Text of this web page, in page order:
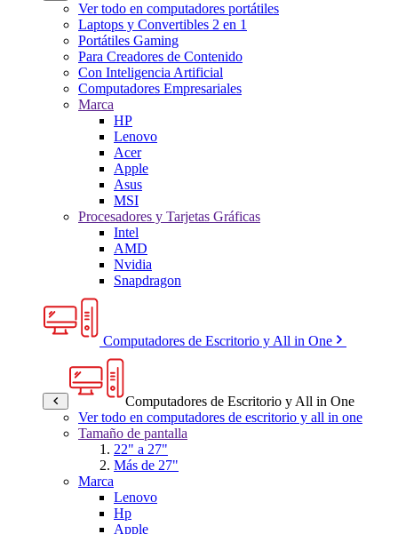
Ver todo en computadores portátiles
Laptops y Convertibles 2 en 1
Portátiles Gaming
Para Creadores de Contenido
Con Inteligencia Artificial
Computadores Empresariales
Marca
HP
Lenovo
Acer
Apple
Asus
MSI
Procesadores y Tarjetas Gráficas
Intel
AMD
Nvidia
Snapdragon
Computadores de Escritorio y All in One
Computadores de Escritorio y All in One
Ver todo en computadores de escritorio y all in one
Tamaño de pantalla
22" a 27"
Más de 27"
Marca
Lenovo
Hp
Apple